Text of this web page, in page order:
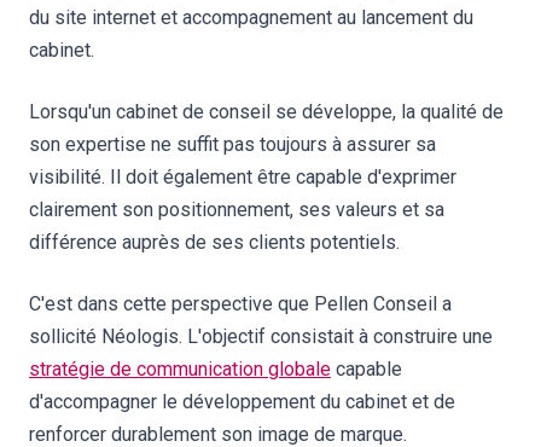
du site internet et accompagnement au lancement du
cabinet.
Lorsqu'un cabinet de conseil se développe, la qualité de
son expertise ne suffit pas toujours à assurer sa
visibilité. Il doit également être capable d'exprimer
clairement son positionnement, ses valeurs et sa
différence auprès de ses clients potentiels.
C'est dans cette perspective que Pellen Conseil a
sollicité Néologis. L'objectif consistait à construire une
stratégie de communication globale capable
d'accompagner le développement du cabinet et de
renforcer durablement son image de marque.